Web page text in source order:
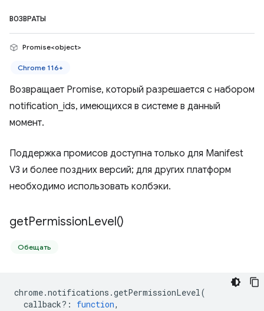
ВОЗВРАТЫ
Promise<object>
Chrome 116+
Возвращает Promise, который разрешается с набором
notification_ids, имеющихся в системе в данный
момент.
Поддержка промисов доступна только для Manifest
V3 и более поздних версий; для других платформ
необходимо использовать колбэки.
getPermissionLevel()
Обещать
chrome.notifications .getPermissionLevel(
callback? : function,